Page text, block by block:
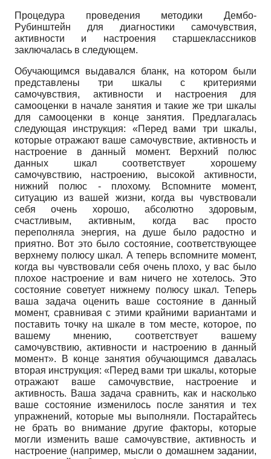
Процедура проведения методики Дембо-
Рубинштейн для диагностики самочувствия,
активности и настроения старшеклассников
заключалась в следующем.
Обучающимся выдавался бланк, на котором были
представлены три шкалы с критериями
самочувствия, активности и настроения для
самооценки в начале занятия и такие же три шкалы
для самооценки в конце занятия. Предлагалась
следующая инструкция: «Перед вами три шкалы,
которые отражают ваше самочувствие, активность и
настроение в данный момент. Верхний полюс
данных шкал соответствует хорошему
самочувствию, настроению, высокой активности,
нижний полюс - плохому. Вспомните момент,
ситуацию из вашей жизни, когда вы чувствовали
себя очень хорошо, абсолютно здоровым,
счастливым, активным, когда вас просто
переполняла энергия, на душе было радостно и
приятно. Вот это было состояние, соответствующее
верхнему полюсу шкал. А теперь вспомните момент,
когда вы чувствовали себя очень плохо, у вас было
плохое настроение и вам ничего не хотелось. Это
состояние советует нижнему полюсу шкал. Теперь
ваша задача оценить ваше состояние в данный
момент, сравнивая с этими крайними вариантами и
поставить точку на шкале в том месте, которое, по
вашему мнению, соответствует вашему
самочувствию, активности и настроению в данный
момент». В конце занятия обучающимся давалась
вторая инструкция: «Перед вами три шкалы, которые
отражают ваше самочувствие, настроение и
активность. Ваша задача сравнить, как и насколько
ваше состояние изменилось после занятия и тех
упражнений, которые мы выполняли. Постарайтесь
не брать во внимание другие факторы, которые
могли изменить ваше самочувствие, активность и
настроение (например, мысли о домашнем задании,